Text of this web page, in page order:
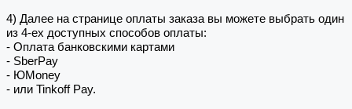
4) Далее на странице оплаты заказа вы можете выбрать один
из 4-ех доступных способов оплаты:
- Оплата банковскими картами
- SberPay
- ЮMoney
- или Tinkoff Pay.